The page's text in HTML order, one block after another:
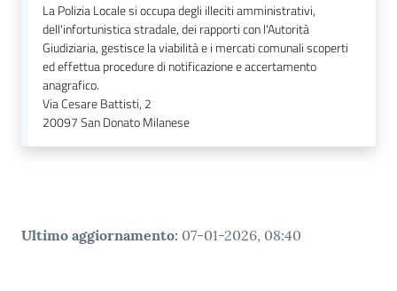
La Polizia Locale si occupa degli illeciti amministrativi,
dell'infortunistica stradale, dei rapporti con l'Autorità
Giudiziaria, gestisce la viabilità e i mercati comunali scoperti
ed effettua procedure di notificazione e accertamento
anagrafico.
Via Cesare Battisti, 2
20097San Donato Milanese
Ultimo aggiornamento: 07-01-2026, 08:40